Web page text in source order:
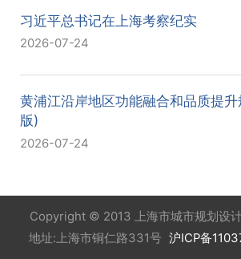
习近平总书记在上海考察纪实
2026-07-24
黄浦江沿岸地区功能融合和品质提
版)
2026-07-24
Copyright © 2013 上海市城市规划设
地址:上海市铜仁路331号 沪ICP备